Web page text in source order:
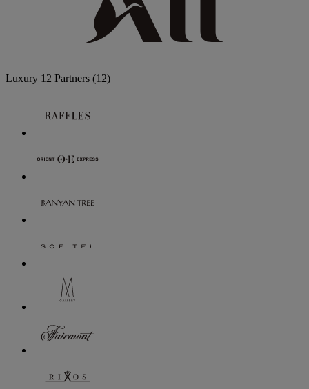
Luxury 12 Partners (12)